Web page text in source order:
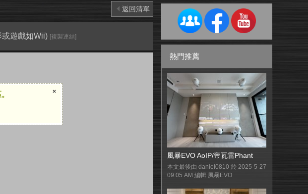
返回清單
遊戲如Wii) [複製連結]
×
熱門推薦
風暴EVO AoIP/帝瓦雷Phant
本文最後由 daniel0810 於 2025-5-27
09:05 AM 編輯 風暴EVO